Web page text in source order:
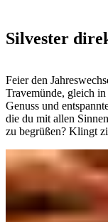
Silvester
Feier den
Travemünde, gleich
Genuss und
die du mit allen
zu begrüßen? Klingt